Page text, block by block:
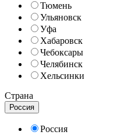
Тюмень
Ульяновск
Уфа
Хабаровск
Чебоксары
Челябинск
Хельсинки
Страна
Россия
Россия